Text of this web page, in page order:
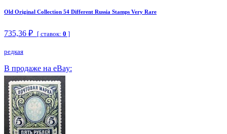
Old Original Collection 54 Different Russia Stamps Very Rare
735,36 ₽ [ ставок: 0 ]
редкая
В продаже на eBay: